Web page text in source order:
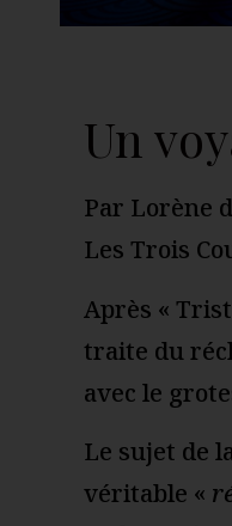
Un
Par Lorène
Les Trois
Après «
traite du
avec le
Le sujet de
véritable «